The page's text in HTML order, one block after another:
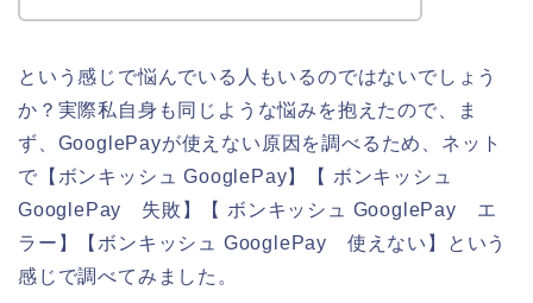
という感じで悩んでいる人もいるのではないでしょう
か？実際私自身も同じような悩みを抱えたので、ま
ず、GooglePayが使えない原因を調べるため、ネット
で【ボンキッシュ GooglePay】【 ボンキッシュ
GooglePay 失敗】【 ボンキッシュ GooglePay エ
ラー】【ボンキッシュ GooglePay 使えない】という
感じで調べてみました。